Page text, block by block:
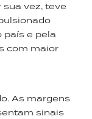
sua vez, teve
país e pela
com maior
As margens
sinais